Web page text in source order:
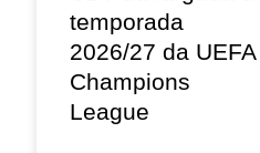
temporada
2026/27 da UEFA
Champions
League